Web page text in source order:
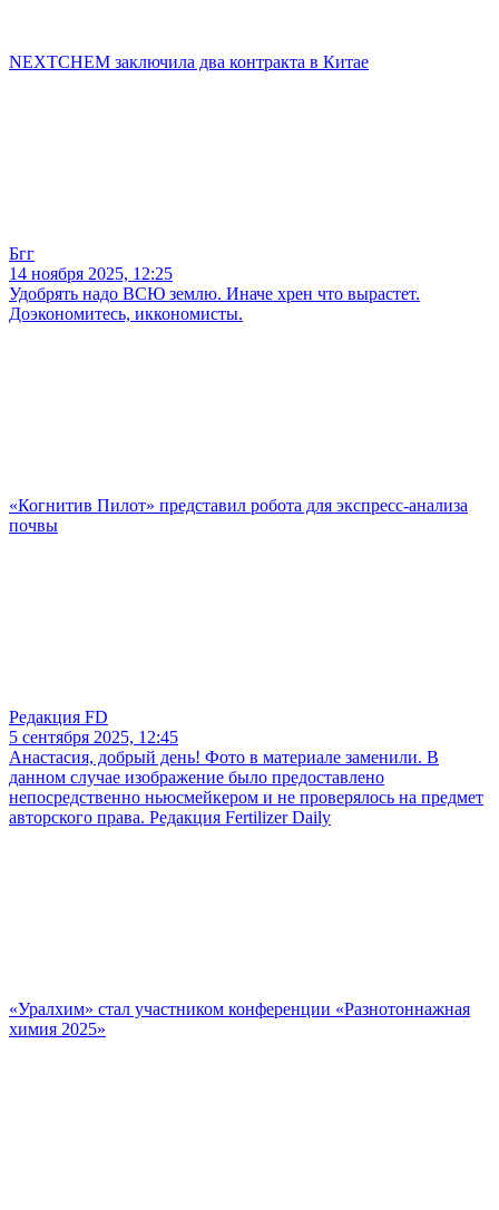
NEXTCHEM заключила два контракта в Китае
Бгг
14 ноября 2025, 12:25
Удобрять надо ВСЮ землю. Иначе хрен что вырастет.
Доэкономитесь, иккономисты.
«Когнитив Пилот» представил робота для экспресс-анализа
почвы
Редакция FD
5 сентября 2025, 12:45
Анастасия, добрый день! Фото в материале заменили. В
данном случае изображение было предоставлено
непосредственно ньюсмейкером и не проверялось на предмет
авторского права. Редакция Fertilizer Daily
«Уралхим» стал участником конференции «Разнотоннажная
химия 2025»